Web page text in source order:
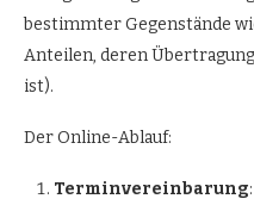
bestimmter Gegenstände
Anteilen, deren
ist).
Der Online-Ablauf:
Terminvereinbarung